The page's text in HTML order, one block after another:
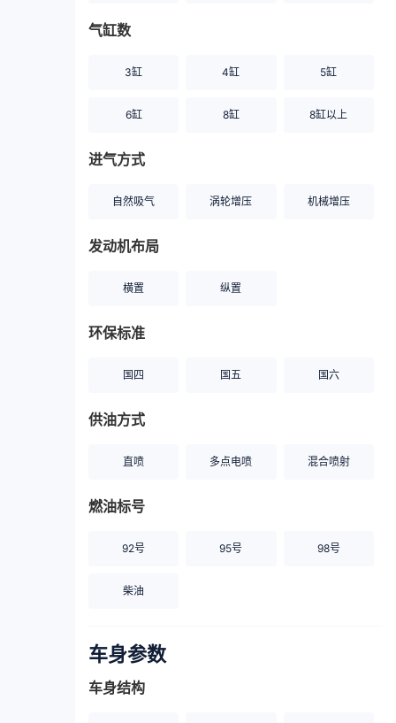
气缸数
3缸 4缸 5缸
6缸 8缸 8缸以上
进气方式
自然吸气 涡轮增压 机械增压
发动机布局
横置 纵置
环保标准
国四 国五 国六
供油方式
直喷 多点电喷 混合喷射
燃油标号
92号 95号 98号
柴油
车身参数
车身结构